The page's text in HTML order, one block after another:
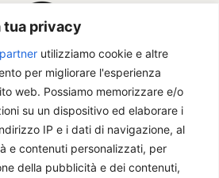
tua privacy
utilizziamo cookie e altre
per migliorare l'esperienza
web. Possiamo memorizzare e/o
su un dispositivo ed elaborare i
IP e i dati di navigazione, al
e contenuti personalizzati, per
della pubblicità e dei contenuti,